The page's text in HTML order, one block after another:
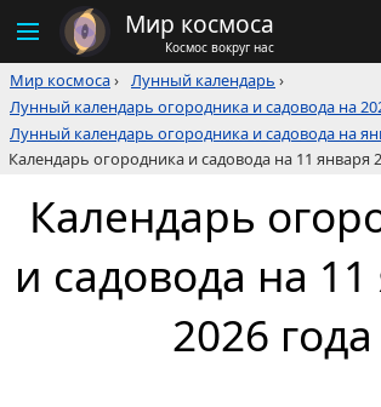
Мир космоса
Космос вокруг нас
Мир космоса› Лунный календарь ›
Лунный календарь огородника и садовода на
Лунный календарь огородника и садовода на
Календарь огородника и садовода на 11 января
Календарь
и садовода на
2026 года